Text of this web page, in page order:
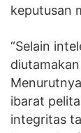
keputusan
“Selain
ibarat
integritas